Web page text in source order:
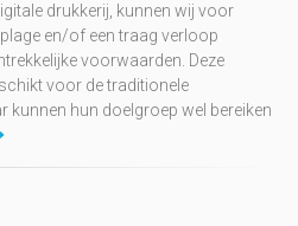
drukkerij, kunnen wij voor
en/of een traag verloop
voorwaarden. Deze
voor de traditionele
kunnen hun doelgroep wel bereiken